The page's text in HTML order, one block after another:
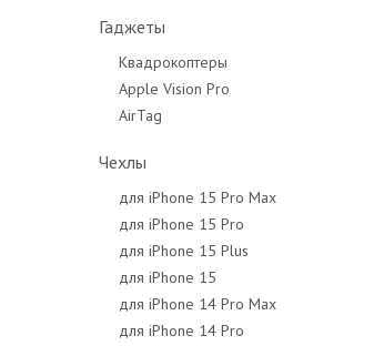
Гаджеты
Квадрокоптеры
Apple Vision Pro
AirTag
Чехлы
для iPhone 15 Pro Max
для iPhone 15 Pro
для iPhone 15 Plus
для iPhone 15
для iPhone 14 Pro Max
для iPhone 14 Pro